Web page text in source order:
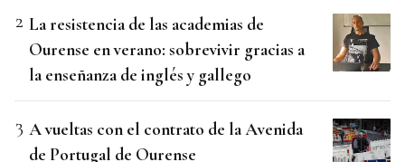
La resistencia de las academias de
Ourense en verano: sobrevivir gracias a
la enseñanza de inglés y gallego
A vueltas con el contrato de la Avenida
de Portugal de Ourense